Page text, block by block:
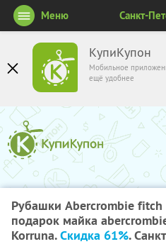
КупиКупон
Мобильное
ещё удобнее
Меню Санкт-
Рубашки Abercrombie
подарок майка
Korruna.Скидка 61%.